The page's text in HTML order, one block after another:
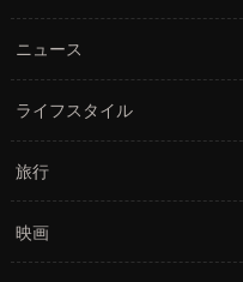
ニュース
ライフスタイル
旅行
映画